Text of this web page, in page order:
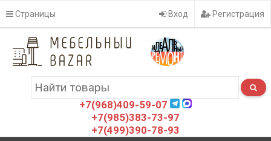
Страницы Вход Регистрация
+7(968)409-59-07
+7(985)383-73-97
+7(499)390-78-93